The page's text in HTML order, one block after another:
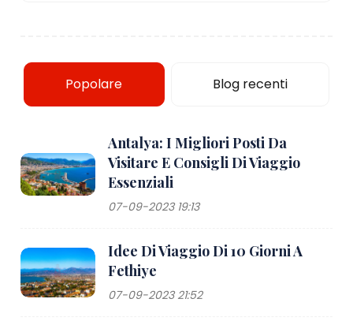
Popolare Blog recenti
Antalya: I Migliori Posti Da
Visitare E Consigli Di Viaggio
Essenziali
07-09-2023 19:13
Idee Di Viaggio Di 10 Giorni A
Fethiye
07-09-2023 21:52